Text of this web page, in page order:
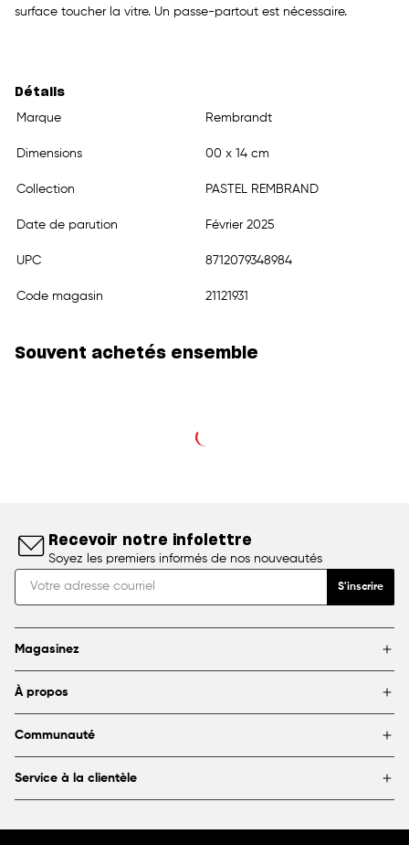
surface toucher la vitre. Un passe-partout est nécessaire.
Détails
Marque
Rembrandt
Dimensions 00 x 14 cm
Collection PASTEL REMBRAND
Date de parution Février 2025
UPC 8712079348984
Code magasin 21121931
Souvent achetés ensemble
Recevoir notre infolettre
Soyez les premiers informés de nos nouveautés
S'inscrire
Magasinez
Marques
Blogue
À propos
Magasins
Partenariats et commandites
Communauté
FAQ
Service à la clientèle